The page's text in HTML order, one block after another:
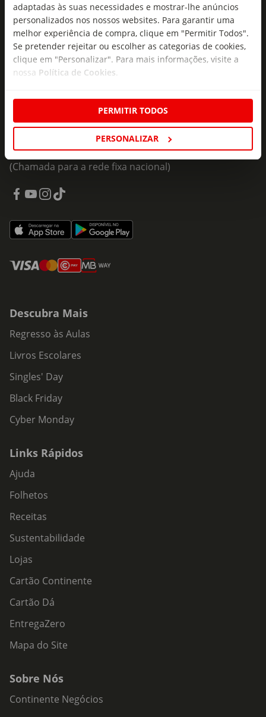
adaptadas às suas necessidades e mostrar-lhe anúncios
personalizados nos nossos websites. Para garantir uma
melhor experiência de compra, clique em "Permitir Todos".
Se pretender rejeitar ou escolher as categorias de cookies,
clique em "Personalizar". Para mais informações, visite a
nossa Política de Cookies.
PERMITIR TODOS
PERSONALIZAR
Insira o seu e-
mail
Subscrever
Formulário de Contacto
218 247 247
(Chamada para a rede fixa nacional)
Descubra Mais
Regresso às Aulas
Livros Escolares
Singles' Day
Black Friday
Cyber Monday
Links Rápidos
Ajuda
Folhetos
Receitas
Sustentabilidade
Lojas
Cartão Continente
Cartão Dá
EntregaZero
Mapa do Site
Sobre Nós
Continente Negócios